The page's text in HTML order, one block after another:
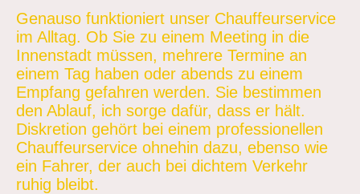
Genauso funktioniert unser Chauffeurservice
im Alltag. Ob Sie zu einem Meeting in die
Innenstadt müssen, mehrere Termine an
einem Tag haben oder abends zu einem
Empfang gefahren werden. Sie bestimmen
den Ablauf, ich sorge dafür, dass er hält.
Diskretion gehört bei einem professionellen
Chauffeurservice ohnehin dazu, ebenso wie
ein Fahrer, der auch bei dichtem Verkehr
ruhig bleibt.